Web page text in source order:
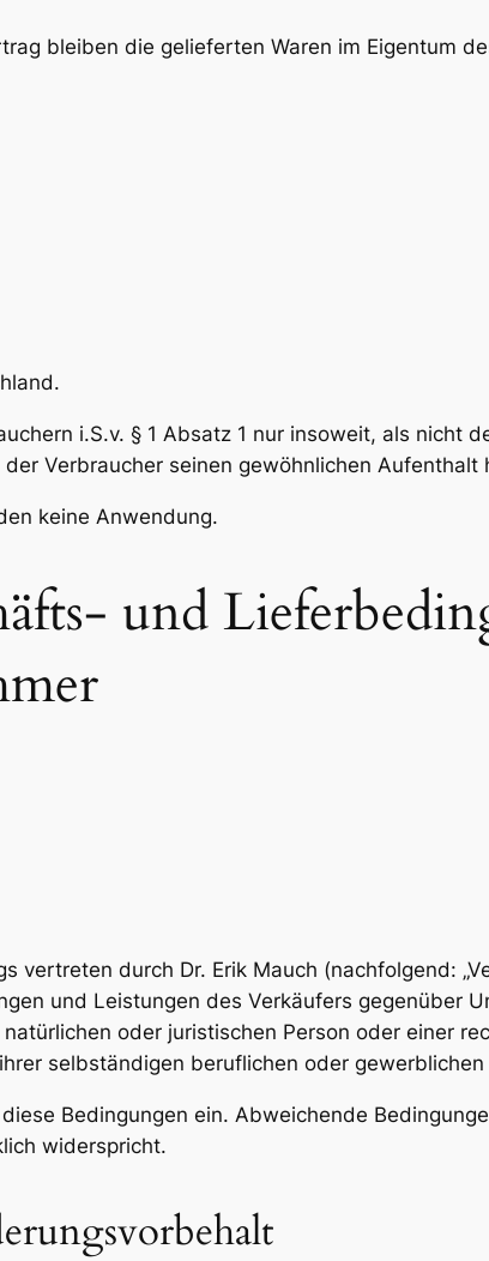
bleiben die gelieferten Waren im Eigentum
i.S.v. § 1 Absatz 1 nur insoweit, als nicht
Verbraucher seinen gewöhnlichen Aufenthalt
keine Anwendung.
und
vertreten durch Dr. Erik Mauch (nachfolgend:
und Leistungen des Verkäufers gegenüber
oder juristischen Person oder einer
selbständigen beruflichen oder
Bedingungen ein. Abweichende
widerspricht.